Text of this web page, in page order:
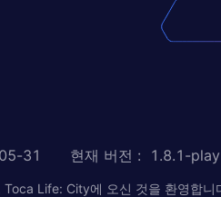
31 현재 버전 : 1.8.1-play
Life: City에 오신 것을 환영합